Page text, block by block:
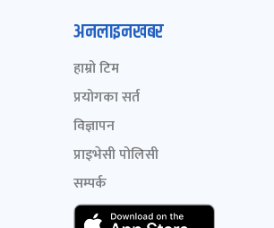
अनलाइनखबर
हाम्रो टिम
प्रयोगका सर्त
विज्ञापन
प्राइभेसी पोलिसी
सम्पर्क